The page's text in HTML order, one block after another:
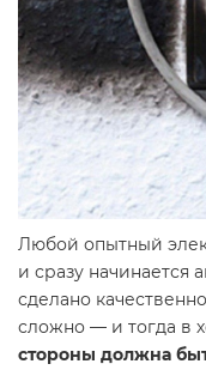
Любой опытный
и сразу начинается
сделано
сложно — и тогда в
стороны должна